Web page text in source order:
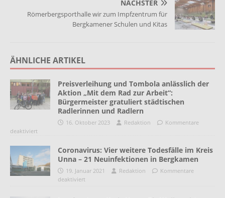
NÄCHSTER
Römerbergsporthalle wir zum Impfzentrum für
Bergkamener Schulen und Kitas
ÄHNLICHE ARTIKEL
Preisverleihung und Tombola anlässlich der
Aktion „Mit dem Rad zur Arbeit“:
Bürgermeister gratuliert städtischen
Radlerinnen und Radlern
16. Oktober 2023 Redaktion
Kommentare
deaktiviert
Coronavirus: Vier weitere Todesfälle im Kreis
Unna – 21 Neuinfektionen in Bergkamen
19. Januar 2021 Redaktion
Kommentare
deaktiviert